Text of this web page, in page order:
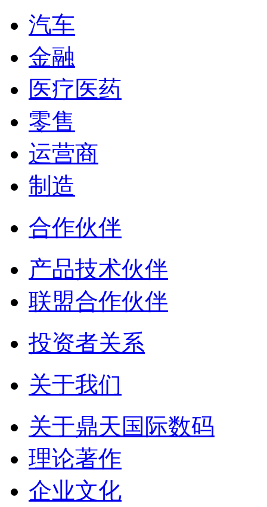
汽车
金融
医疗医药
零售
运营商
制造
合作伙伴
产品技术伙伴
联盟合作伙伴
投资者关系
关于我们
关于鼎天国际数码
理论著作
企业文化